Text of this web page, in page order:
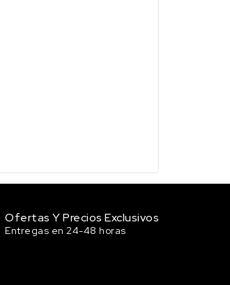
Ofertas Y Precios Exclusivos
Entregas en 24-48 horas